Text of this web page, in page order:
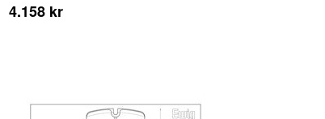
4.158 kr